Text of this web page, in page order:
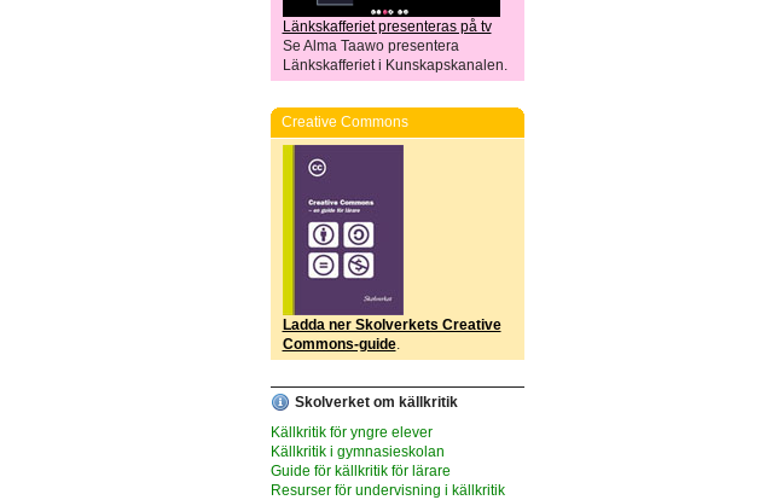
Länkskafferiet presenteras på tv
Se Alma Taawo presentera
Länkskafferiet i Kunskapskanalen.
Creative Commons
Ladda ner Skolverkets Creative
Commons-guide.
Skolverket om källkritik
Källkritik för yngre elever
Källkritik i gymnasieskolan
Guide för källkritik för lärare
Resurser för undervisning i källkritik